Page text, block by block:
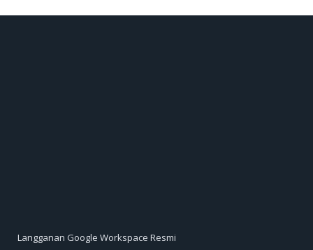
Langganan Google Workspace Resmi